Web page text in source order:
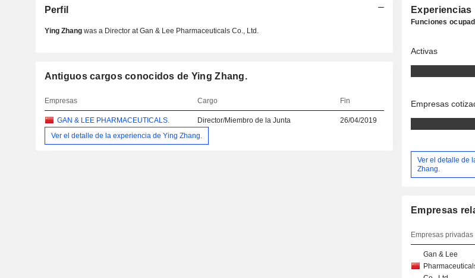
Perfil
Ying Zhangwas a Director at Gan & Lee Pharmaceuticals Co., Ltd.
Antiguos cargos conocidos de Ying Zhang.
Empresas Cargo Fin
GAN & LEE PHARMACEUTICALS. Director/Miembro de la Junta
26/04/2019
Ver el detalle de la experiencia de Ying Zhang.
Experiencias
Funciones
Activas
Empresas
Ver el detalle de
Zhang.
Empresas
Empresas privadas
Gan & Lee